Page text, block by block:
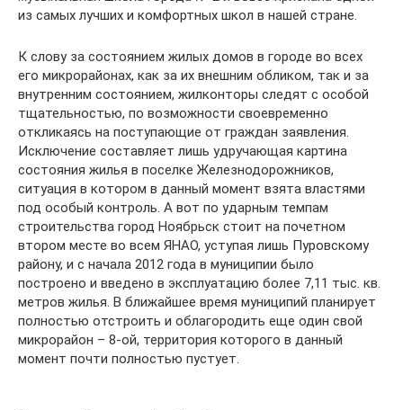
из самых лучших и комфортных школ в нашей стране.
К слову за состоянием жилых домов в городе во всех
его микрорайонах, как за их внешним обликом, так и за
внутренним состоянием, жилконторы следят с особой
тщательностью, по возможности своевременно
откликаясь на поступающие от граждан заявления.
Исключение составляет лишь удручающая картина
состояния жилья в поселке Железнодорожников,
ситуация в котором в данный момент взята властями
под особый контроль. А вот по ударным темпам
строительства город Ноябрьск стоит на почетном
втором месте во всем ЯНАО, уступая лишь Пуровскому
району, и с начала 2012 года в муниципии было
построено и введено в эксплуатацию более 7,11 тыс. кв.
метров жилья. В ближайшее время муниципий планирует
полностью отстроить и облагородить еще один свой
микрорайон – 8-ой, территория которого в данный
момент почти полностью пустует.